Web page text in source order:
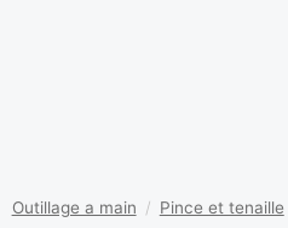
Outillage a main / Pince et tenaille